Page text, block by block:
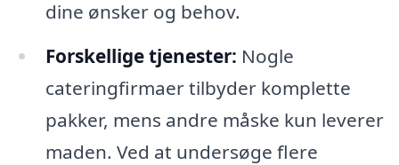
dine ønsker og behov.
Forskellige tjenester: Nogle
cateringfirmaer tilbyder komplette
pakker, mens andre måske kun leverer
maden. Ved at undersøge flere